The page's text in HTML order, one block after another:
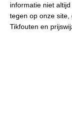
informatie niet
tegen op onze
Tikfouten en